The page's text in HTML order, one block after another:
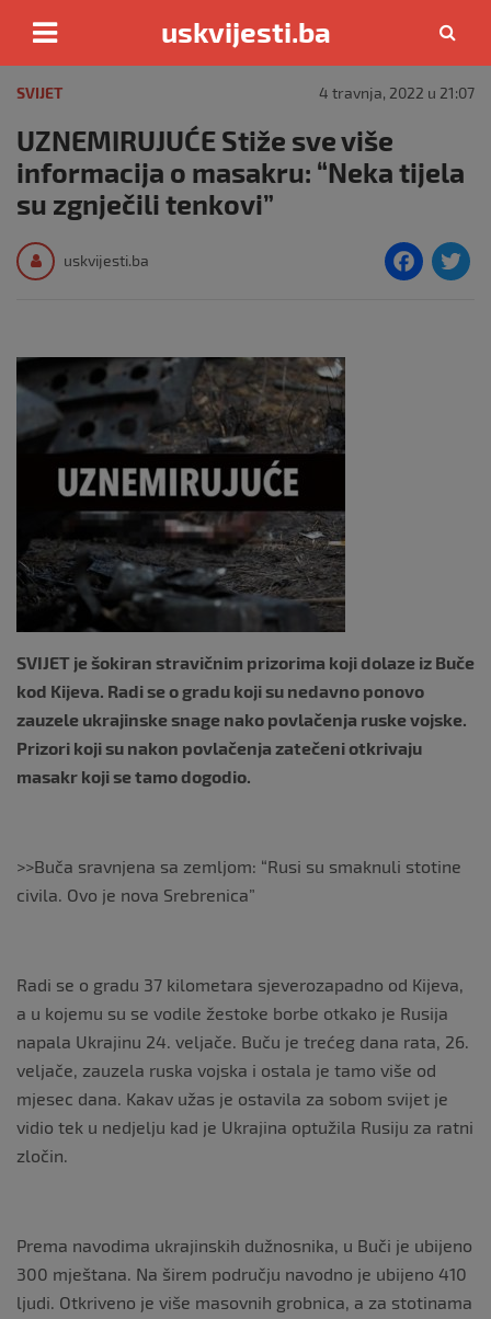
content
uskvijesti.ba
SVIJET 4 travnja, 2022 u 21:07
UZNEMIRUJUĆE Stiže sve više
informacija o masakru: “Neka tijela
su zgnječili tenkovi”
uskvijesti.ba
F
SVIJET je šokiran stravičnim prizorima koji dolaze iz Buče
kod Kijeva. Radi se o gradu koji su nedavno ponovo
zauzele ukrajinske snage nako povlačenja ruske vojske.
Prizori koji su nakon povlačenja zatečeni otkrivaju
masakr koji se tamo dogodio.
>>Buča sravnjena sa zemljom: “Rusi su smaknuli stotine
civila. Ovo je nova Srebrenica”
Radi se o gradu 37 kilometara sjeverozapadno od Kijeva,
a u kojemu su se vodile žestoke borbe otkako je Rusija
napala Ukrajinu 24. veljače. Buču je trećeg dana rata, 26.
veljače, zauzela ruska vojska i ostala je tamo više od
mjesec dana. Kakav užas je ostavila za sobom svijet je
vidio tek u nedjelju kad je Ukrajina optužila Rusiju za ratni
zločin.
Prema navodima ukrajinskih dužnosnika, u Buči je ubijeno
300 mještana. Na širem području navodno je ubijeno 410
ljudi. Otkriveno je više masovnih grobnica, a za stotinama